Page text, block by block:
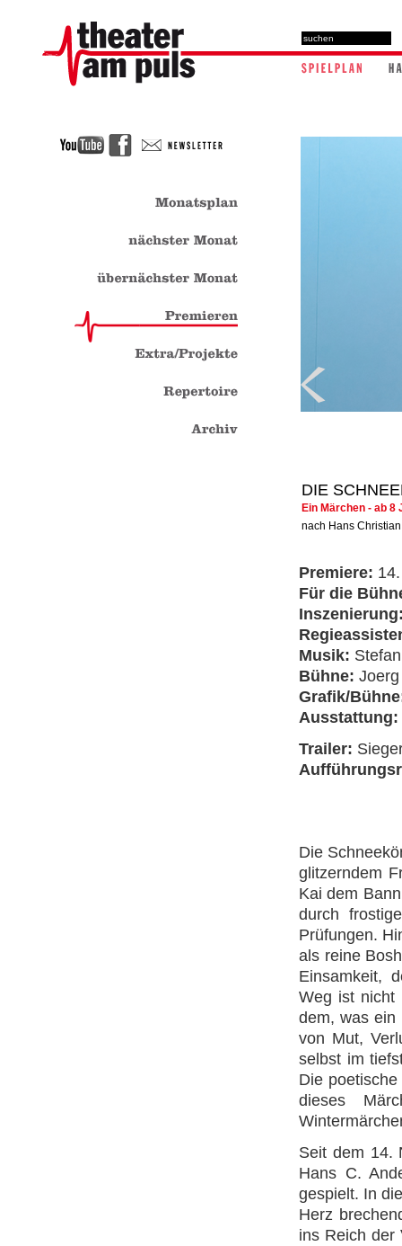
DIE
Ein Märchen - ab 8
nach Hans
Premiere:
Für die
Musik:
Bühne:
Grafik/
Ausstattung:
Trailer:
Die
glitzerndem
Kai dem
durch
Prüfungen.
als reine
Einsamkeit,
Weg ist nicht
dem, was ein
von Mut,
selbst im
Die
dieses
Seit dem 14.
Hans C.
gespielt. In
Herz
ins Reich der